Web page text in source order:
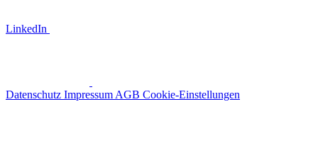
LinkedIn
Datenschutz Impressum AGB Cookie-Einstellungen